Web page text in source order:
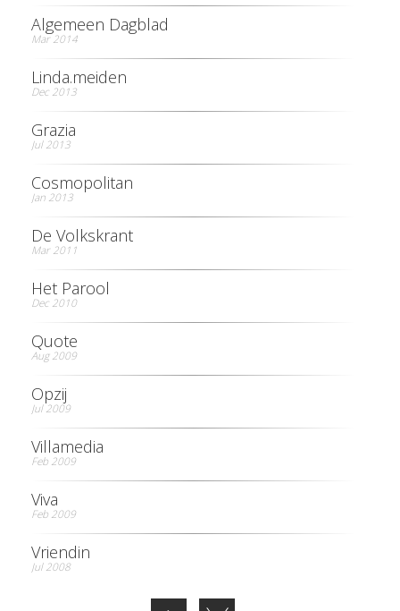
Algemeen Dagblad
Mar 2014
Linda.meiden
Dec 2013
Grazia
Jul 2013
Cosmopolitan
Jan 2013
De Volkskrant
Mar 2011
Het Parool
Dec 2010
Quote
Aug 2009
Opzij
Jul 2009
Villamedia
Feb 2009
Viva
Feb 2009
Vriendin
Jul 2008